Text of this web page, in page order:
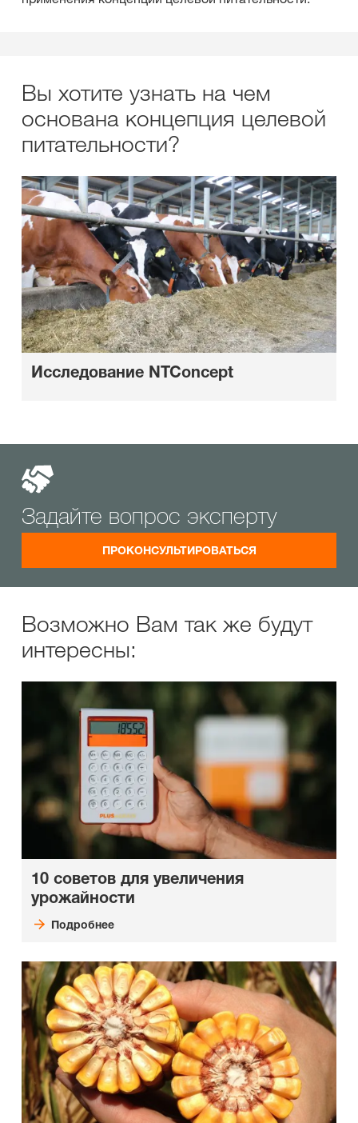
Вы хотите узнать на чем
основана концепция целевой
питательности?
Исследование NTConcept
Задайте вопрос эксперту
ПРОКОНСУЛЬТИРОВАТЬСЯ
Возможно Вам так же будут
интересны:
10 советов для увеличения
урожайности
Подробнее